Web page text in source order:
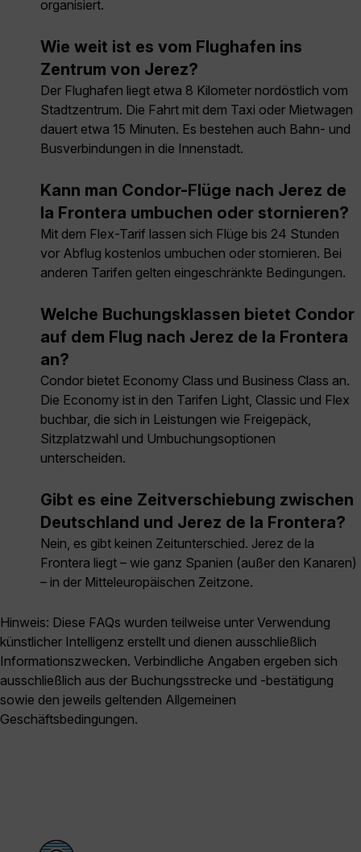
organisiert.
Wie weit ist es vom Flughafen ins
Zentrum von Jerez?
Der Flughafen liegt etwa 8 Kilometer nordöstlich vom
Stadtzentrum. Die Fahrt mit dem Taxi oder Mietwagen
dauert etwa 15 Minuten. Es bestehen auch Bahn- und
Busverbindungen in die Innenstadt.
Kann man Condor-Flüge nach Jerez de
la Frontera umbuchen oder stornieren?
Mit dem Flex-Tarif lassen sich Flüge bis 24 Stunden
vor Abflug kostenlos umbuchen oder stornieren. Bei
anderen Tarifen gelten eingeschränkte Bedingungen.
Welche Buchungsklassen bietet Condor
auf dem Flug nach Jerez de la Frontera
an?
Condor bietet Economy Class und Business Class an.
Die Economy ist in den Tarifen Light, Classic und Flex
buchbar, die sich in Leistungen wie Freigepäck,
Sitzplatzwahl und Umbuchungsoptionen
unterscheiden.
Gibt es eine Zeitverschiebung zwischen
Deutschland und Jerez de la Frontera?
Nein, es gibt keinen Zeitunterschied. Jerez de la
Frontera liegt – wie ganz Spanien (außer den Kanaren)
– in der Mitteleuropäischen Zeitzone.
Hinweis: Diese FAQs wurden teilweise unter Verwendung
künstlicher Intelligenz erstellt und dienen ausschließlich
Informationszwecken. Verbindliche Angaben ergeben sich
ausschließlich aus der Buchungsstrecke und -bestätigung
sowie den jeweils geltenden Allgemeinen
Geschäftsbedingungen.